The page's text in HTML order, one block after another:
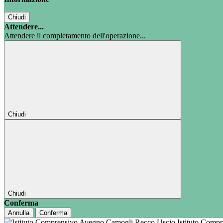
Chiudi
Attendere...
Attendere il completamento dell'operazione...
Chiudi
Chiudi
Conferma
Annulla Conferma